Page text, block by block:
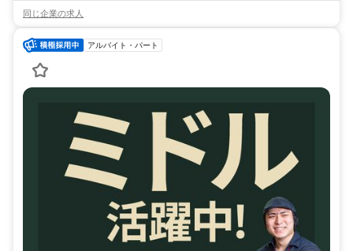
同じ企業の求人
アルバイト・パート